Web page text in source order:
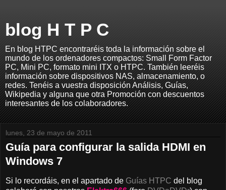
blog H T P C
En blog HTPC encontraréis toda la información sobre el
mundo de los ordenadores compactos: Small Form Factor
PC, Mini PC, formato mini ITX o HTPC. También leeréis
información sobre dispositivos NAS, almacenamiento, o
redes. Tenéis a vuestra disposición Análisis, Guías,
Wikipedia y alguna que otra Promoción con descuentos
interesantes de los colaboradores.
lunes, 23 de mayo de 2011
Guía para configurar la salida HDMI en
Windows 7
Si lo recordáis, en el apartado de Guías HTPC del blog